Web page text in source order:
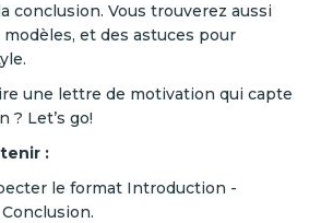
conclusion. Vous trouverez aussi
et des astuces pour
une lettre de motivation qui capte
? Let’s go!
:
le format Introduction -